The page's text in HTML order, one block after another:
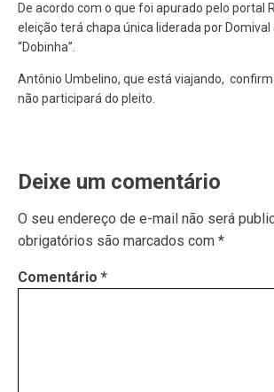
De acordo com o que foi apurado pelo portal
eleição terá chapa única liderada por Domival
“Dobinha”.
Antônio Umbelino, que está viajando,
não participará do pleito.
Deixe um comentário
O seu endereço de e-mail não será
obrigatórios são marcados com *
Comentário *